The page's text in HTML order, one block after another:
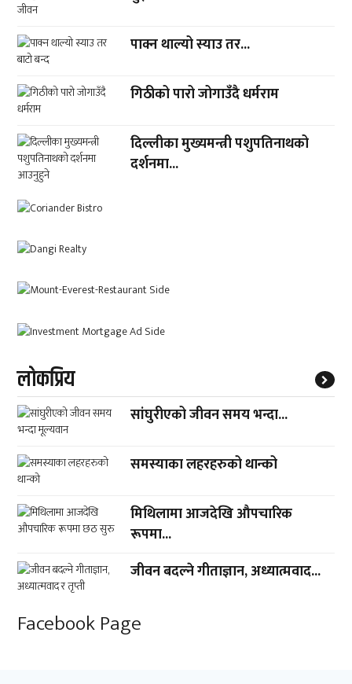
पाक्न थाल्यो स्याउ तर...
गिठीको पारो जोगाउँदै धर्मराम
दिल्लीका मुख्यमन्त्री पशुपतिनाथको
दर्शनमा...
लाेकप्रिय
सांघुरीएको जीवन समय भन्दा...
समस्याका लहरहरुको थान्को
मिथिलामा आजदेखि औपचारिक
रूपमा...
जीवन बदल्ने गीताज्ञान, अध्यात्मवाद...
Facebook Page